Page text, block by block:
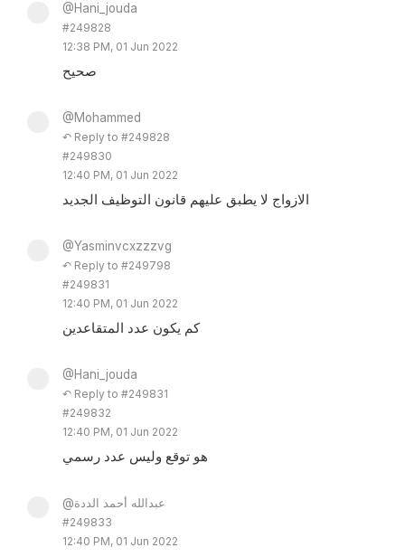
@Hani_jouda
#249828
12:38 PM, 01 Jun 2022
صحيح
@Mohammed
↶ Reply to #249828
#249830
12:40 PM, 01 Jun 2022
الازواج لا يطبق عليهم قانون التوظيف الجديد
@Yasminvcxzzzvg
↶ Reply to #249798
#249831
12:40 PM, 01 Jun 2022
كم يكون عدد المتقاعدين
@Hani_jouda
↶ Reply to #249831
#249832
12:40 PM, 01 Jun 2022
هو توقع وليس عدد رسمي
@عبدالله أحمد الددة
#249833
12:40 PM, 01 Jun 2022